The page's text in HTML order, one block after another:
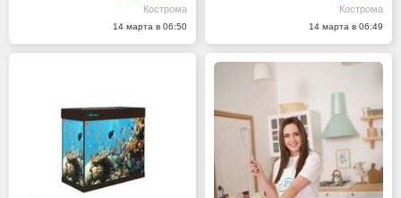
Кострома
14 марта в 06:50
Кострома
14 марта в 06:49